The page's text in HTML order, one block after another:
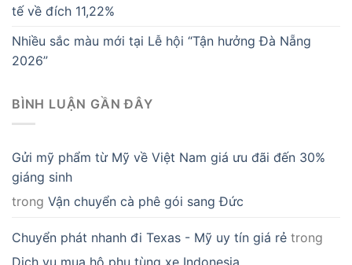
tế về đích 11,22%
Nhiều sắc màu mới tại Lễ hội “Tận hưởng Đà Nẵng
2026”
BÌNH LUẬN GẦN ĐÂY
Gửi mỹ phẩm từ Mỹ về Việt Nam giá ưu đãi đến 30%
giáng sinh
trong Vận chuyển cà phê gói sang Đức
Chuyển phát nhanh đi Texas - Mỹ uy tín giá rẻ trong
Dịch vụ mua hộ phụ tùng xe Indonesia